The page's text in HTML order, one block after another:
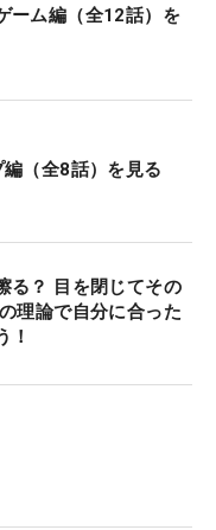
ーム編（全12話）を
（全8話）を見る
る？ 目を閉じてその
理論で自分に合った
！